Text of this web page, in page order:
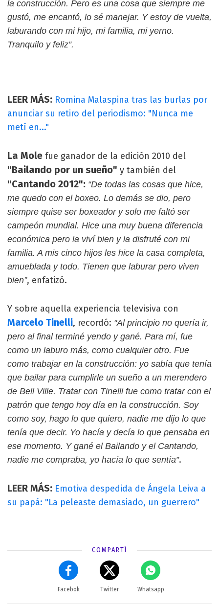
la construcción. Pero es una cosa que siempre me
gustó, me encantó, lo sé manejar. Y estoy de vuelta,
laburando con mi hijo, mi familia, mi yerno.
Tranquilo y feliz”.
LEER MÁS: Romina Malaspina tras las burlas por
anunciar su retiro del periodismo: "Nunca me
metí en..."
La Mole fue ganador de la edición 2010 del
"Bailando por un sueño" y también del
"Cantando 2012": “De todas las cosas que hice,
me quedo con el boxeo. Lo demás se dio, pero
siempre quise ser boxeador y solo me faltó ser
campeón mundial. Hice una muy buena diferencia
económica pero la viví bien y la disfruté con mi
familia. A mis cinco hijos les hice la casa completa,
amueblada y todo. Tienen que laburar pero viven
bien”, enfatizó.
Y sobre aquella experiencia televisiva con
Marcelo Tinelli, recordó: "Al principio no quería ir,
pero al final terminé yendo y gané. Para mí, fue
como un laburo más, como cualquier otro. Fue
como trabajar en la construcción: yo sabía que tenía
que bailar para cumplirle un sueño a un merendero
de Bell Ville. Tratar con Tinelli fue como tratar con el
patrón que tengo hoy día en la construcción. Soy
como soy, hago lo que quiero, nadie me dijo lo que
tenía que decir. Yo hacía y decía lo que pensaba en
ese momento. Y gané el Bailando y el Cantando,
nadie me compraba, yo hacía lo que sentía”.
LEER MÁS: Emotiva despedida de Ángela Leiva a
su papá: "La peleaste demasiado, un guerrero"
COMPARTÍ
Facebok Twitter Whatsapp